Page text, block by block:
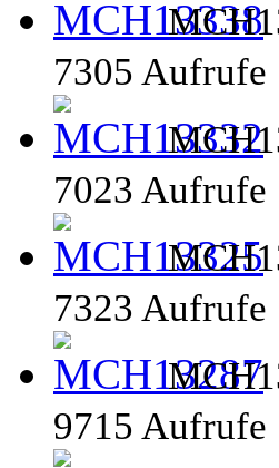
7305 Aufrufe
7023 Aufrufe
7323 Aufrufe
9715 Aufrufe